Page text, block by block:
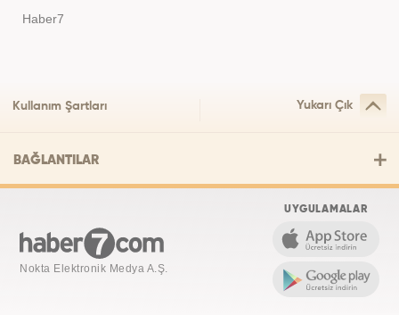
Haber7
Kullanım Şartları Yukarı Çık
BAĞLANTILAR
Nokta Elektronik Medya A.Ş.
UYGULAMALAR